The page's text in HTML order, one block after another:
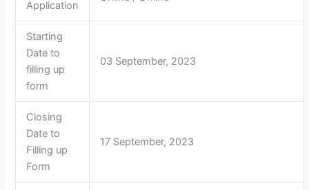
Application
Starting
Date to
filling up
form
03 September, 2023
Closing
Date to
Filling up
Form
17 September, 2023